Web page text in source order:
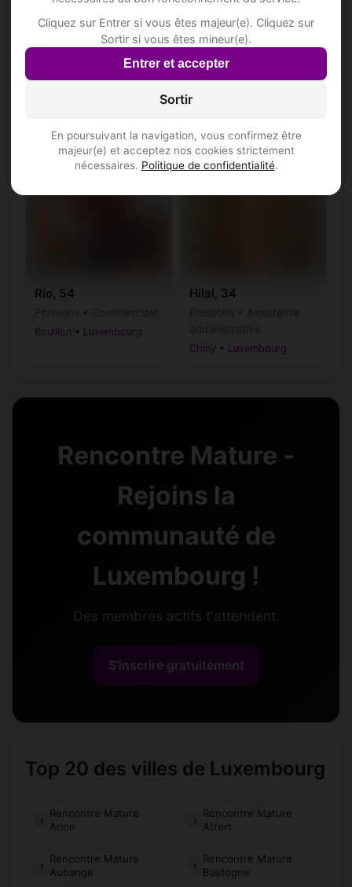
Cliquez sur Entrer si vous êtes majeur(e). Cliquez sur
Sortir si vous êtes mineur(e).
Entrer et accepter
Sortir
En poursuivant la navigation, vous confirmez être
majeur(e) et acceptez nos cookies strictement
nécessaires. Politique de confidentialité.
Vierge • Commerciale
Scarlett, 38
Gémeaux
Bertrix • Luxembourg
Rio, 54
Bouillon • Luxembourg
♀
Hilal, 34
Chiny • Luxembourg
Rencontre Mature -
Rejoins la
communauté de
Luxembourg !
Des membres actifs t'attendent.
S'inscrire gratuitement
Top 20 des villes de Luxembourg
Rencontre Mature
Arlon
Rencontre Mature
Attert
Rencontre Mature
Aubange
Rencontre Mature
Bastogne